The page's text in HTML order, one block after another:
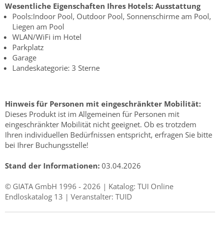
Wesentliche Eigenschaften Ihres Hotels: Ausstattung
Pools:Indoor Pool, Outdoor Pool, Sonnenschirme am Pool,
Liegen am Pool
WLAN/WiFi im Hotel
Parkplatz
Garage
Landeskategorie: 3 Sterne
Hinweis für Personen mit eingeschränkter Mobilität:
Dieses Produkt ist im Allgemeinen für Personen mit
eingeschränkter Mobilität nicht geeignet. Ob es trotzdem
Ihren individuellen Bedürfnissen entspricht, erfragen Sie bitte
bei Ihrer Buchungsstelle!
Stand der Informationen: 03.04.2026
© GIATA GmbH 1996 - 2026 | Katalog: TUI Online
Endloskatalog 13 | Veranstalter: TUID